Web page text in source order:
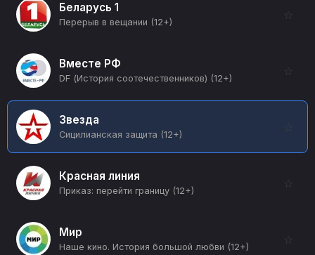
Беларусь 1
Перерыв в вещании (12+)
☆
Вместе РФ
DF (История соотечественников) (12+)
☆
Звезда
Сицилианская защита (12+)
Красная линия
Приказ: перейти границу (12+)
☆
Мир
Наше кино. История большой любви (12+)
☆